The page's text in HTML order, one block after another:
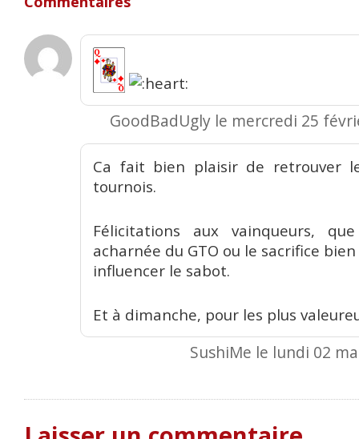
GoodBadUgly le mercredi 25
Ca fait bien plaisir de retrouver
tournois.
Félicitations aux vainqueurs,
acharnée du GTO ou le sacrifice
influencer le sabot.
Et à dimanche, pour les plus
SushiMe le lundi 02